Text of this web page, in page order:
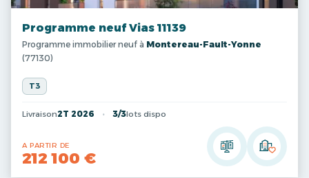
Programme neuf Vias 11139
Programme immobilier neuf à Montereau-Fault-Yonne
(77130)
T3
Livraison2T 2026 3/3lots dispo
A PARTIR DE
212 100 €